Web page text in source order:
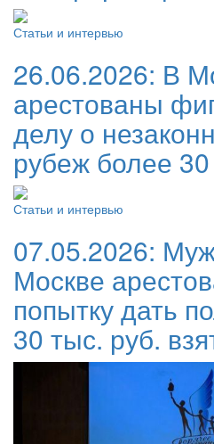
Статьи и интервью
26.06.2026: В
арестованы
делу о
рубеж более
Статьи и интервью
07.05.2026:
Москве
попытку дать
30 тыс. руб.